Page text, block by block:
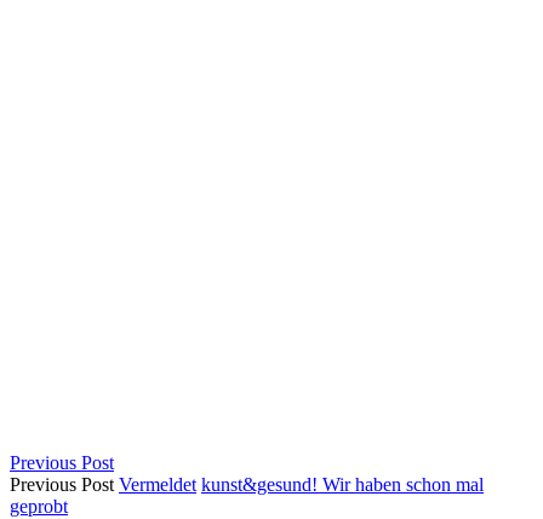
Previous Post
Previous Post Vermeldet kunst&gesund! Wir haben schon mal
geprobt